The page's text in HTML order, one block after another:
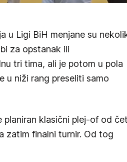
u Ligi BiH menjane su
za opstanak ili
tri tima, ali je potom u pola
u niži rang preseliti samo
planiran klasični plej-of od
zatim finalni turnir. Od tog